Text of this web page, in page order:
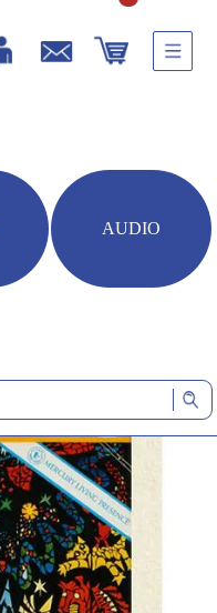
AUDIO
恋≫組曲 スキタイ組曲(DSD